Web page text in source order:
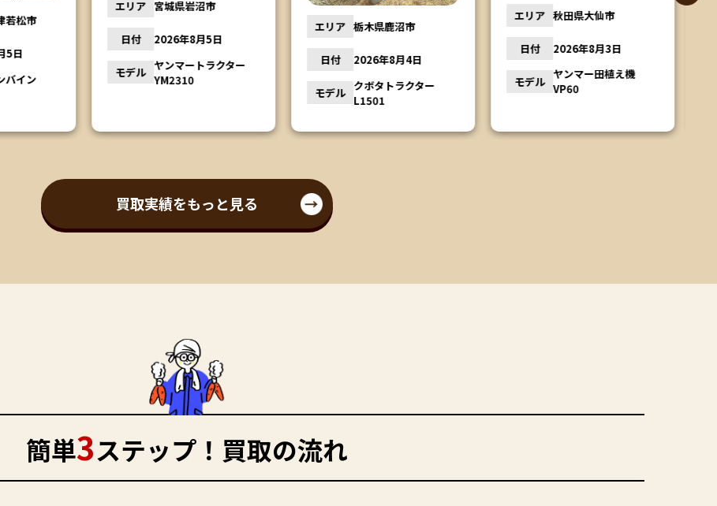
2026年8月4日
クボタトラクター
VP60
エリア 福島県郡山市
日付 2026年8月3日
モデル クボタ バインダー
買取実績をもっと見る
簡単3ステップ！買取の流れ